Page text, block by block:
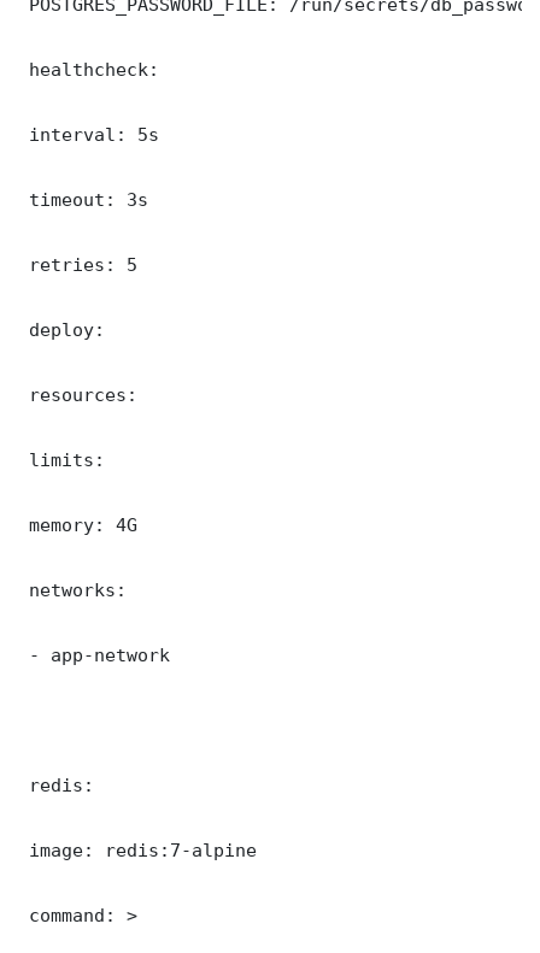
POSTGRES_PASSWORD_FILE: /run/secrets/
healthcheck:
interval: 5s
timeout: 3s
retries: 5
deploy:
resources:
limits:
memory: 4G
networks:
- app-network
redis:
image: redis:7-alpine
command: >